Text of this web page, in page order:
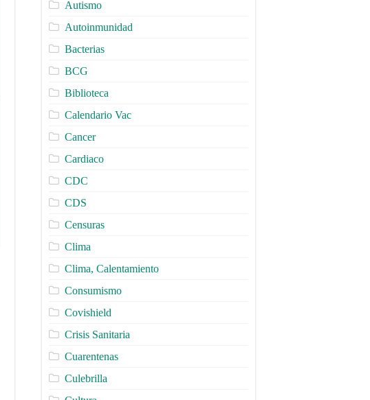
Autismo
Autoinmunidad
Bacterias
BCG
Biblioteca
Calendario Vac
Cancer
Cardiaco
CDC
CDS
Censuras
Clima
Clima, Calentamiento
Consumismo
Covishield
Crisis Sanitaria
Cuarentenas
Culebrilla